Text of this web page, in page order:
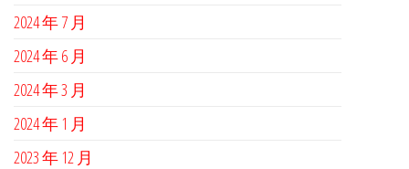
2024 年 7 月
2024 年 6 月
2024 年 3 月
2024 年 1 月
2023 年 12 月